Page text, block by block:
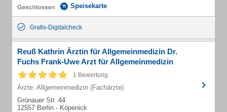
Speisekarte
Gratis-Digitalcheck
Reuß Kathrin Ärztin für Allgemeinmedizin Dr.
Fuchs Frank-Uwe Arzt für Allgemeinmedizin
1 Bewertung
Ärzte: Allgemeinmedizin (Fachärzte)
Grünauer Str. 44
12557 Berlin - Köpenick